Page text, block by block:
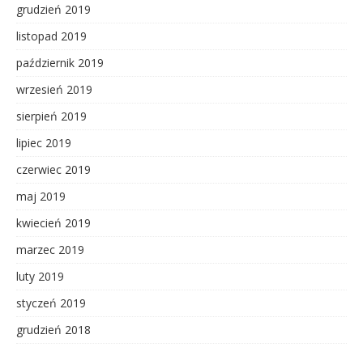
grudzień 2019
listopad 2019
październik 2019
wrzesień 2019
sierpień 2019
lipiec 2019
czerwiec 2019
maj 2019
kwiecień 2019
marzec 2019
luty 2019
styczeń 2019
grudzień 2018